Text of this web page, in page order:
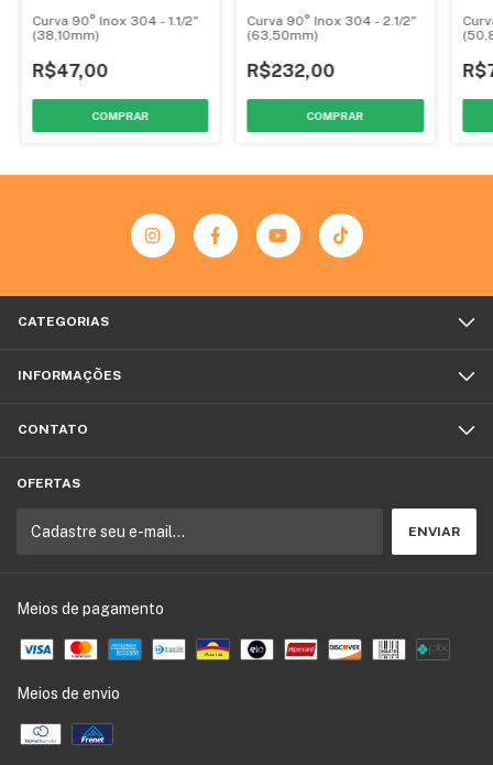
Curva 90° Inox 304 - 1.1/2"
(38,10mm)
R$47,00
COMPRAR
Curva 90° Inox 304 - 2.1/2"
(63,50mm)
R$232,00
COMPRAR
CATEGORIAS
INFORMAÇÕES
CONTATO
OFERTAS
Meios de pagamento
Meios de envio